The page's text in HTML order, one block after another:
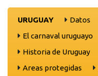
URUGUAY Datos
El carnaval uruguayo
Historia de Uruguay
Areas protegidas